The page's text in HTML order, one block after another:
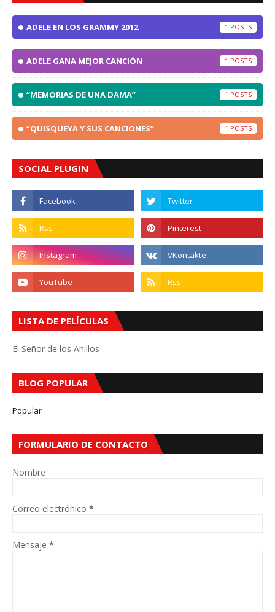
ADELE EN LOS GRAMMY 2012 1
ADELE GANA MEJOR CANCIÓN 1
“MEMORIAS DE UNA DAMA” 1
“QUISQUEYA Y SUS CANCIONES” 1
SOCIAL PLUGIN
LISTA DE PELÍCULAS
El Señor de los Anillos
BLOG POPULAR
Popular
FORMULARIO DE CONTACTO
Nombre
Correo electrónico *
Mensaje *